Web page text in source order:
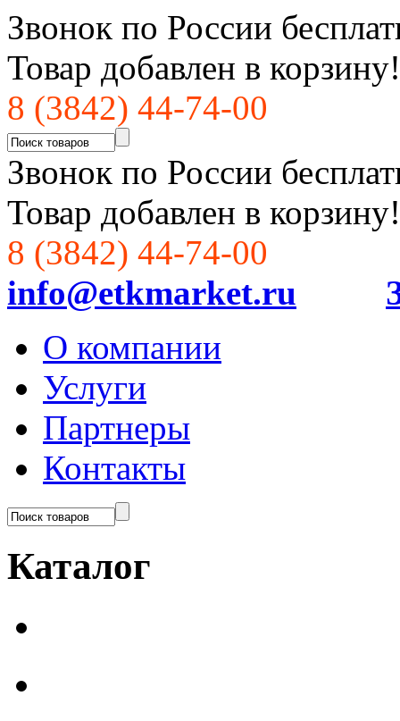
Звонок по России
Товар добавлен в корзину!
8 (3842) 44-74-00
Звонок по России
Товар добавлен в корзину!
8 (3842) 44-74-00
info@etkmarket.ru
О компании
Услуги
Партнеры
Контакты
Каталог